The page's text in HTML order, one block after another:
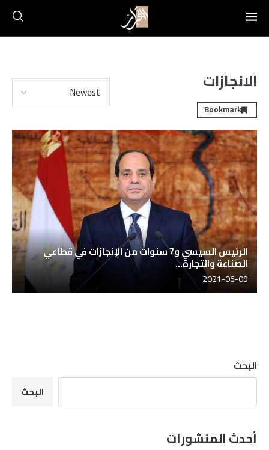
الانجازات
Bookmark
الرئيس السيسي و7 سنوات من الإنجازات في قطاعي
الصناعة والتجارة...
2021-06-09
البحث
البحث
أحدث المنشورات